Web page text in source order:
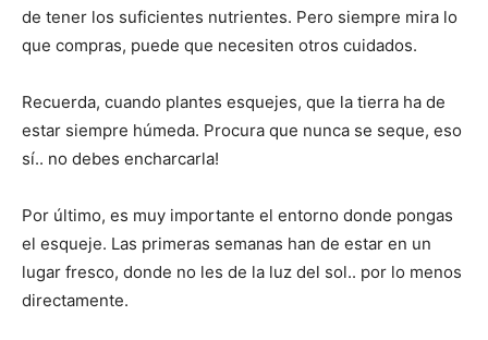
de tener los suficientes nutrientes. Pero siempre mira lo
que compras, puede que necesiten otros cuidados.
Recuerda, cuando plantes esquejes, que la tierra ha de
estar siempre húmeda. Procura que nunca se seque, eso
sí.. no debes encharcarla!
Por último, es muy importante el entorno donde pongas
el esqueje. Las primeras semanas han de estar en un
lugar fresco, donde no les de la luz del sol.. por lo menos
directamente.